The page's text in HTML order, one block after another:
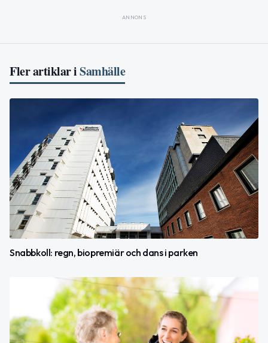
ANNONS
Fler artiklar iSamhälle
Snabbkoll: regn, biopremiär och dans i parken